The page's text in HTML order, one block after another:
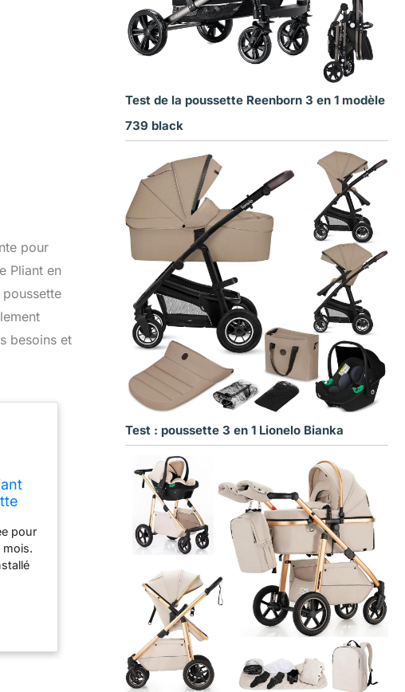
pour
Pliant en
besoins et
pour
Test de la poussette Reenborn 3 en 1 modèle
739 black
Test : poussette 3 en 1 Lionelo Bianka